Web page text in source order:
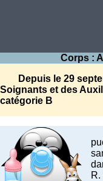
Corps :
Depuis le 29
Soignants et des
catégorie B